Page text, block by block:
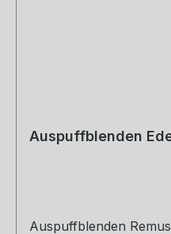
Auspuffblenden
Auspuffblenden